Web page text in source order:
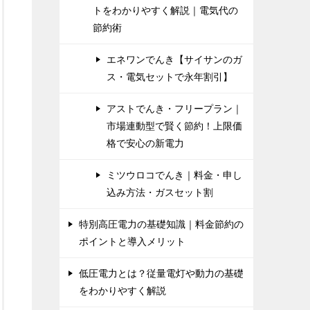
トをわかりやすく解説｜電気代の
節約術
エネワンでんき【サイサンのガ
ス・電気セットで永年割引】
アストでんき・フリープラン｜
市場連動型で賢く節約！上限価
格で安心の新電力
ミツウロコでんき｜料金・申し
込み方法・ガスセット割
特別高圧電力の基礎知識｜料金節約の
ポイントと導入メリット
低圧電力とは？従量電灯や動力の基礎
をわかりやすく解説